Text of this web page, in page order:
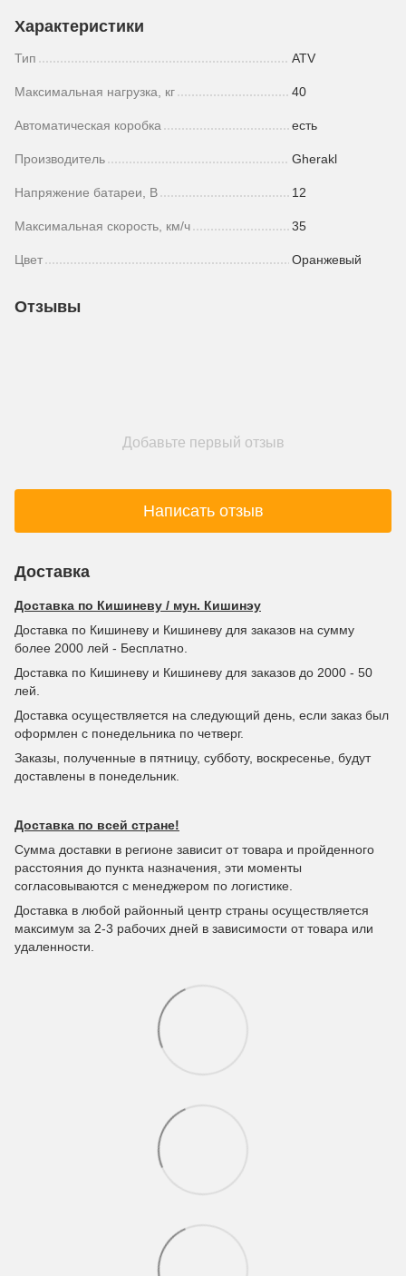
Характеристики
Тип ATV
Максимальная нагрузка, кг 40
Автоматическая коробка есть
Производитель Gherakl
Напряжение батареи, В 12
Максимальная скорость, км/ч 35
Цвет Оранжевый
Отзывы
Добавьте первый отзыв
Написать отзыв
Доставка
Доставка по Кишиневу / мун. Кишинэу
Доставка по Кишиневу и Кишиневу для заказов на сумму
более 2000 лей - Бесплатно.
Доставка по Кишиневу и Кишиневу для заказов до 2000 - 50
лей.
Доставка осуществляется на следующий день, если заказ был
оформлен с понедельника по четверг.
Заказы, полученные в пятницу, субботу, воскресенье, будут
доставлены в понедельник.
Доставка по всей стране!
Сумма доставки в регионе зависит от товара и пройденного
расстояния до пункта назначения, эти моменты
согласовываются с менеджером по логистике.
Доставка в любой районный центр страны осуществляется
максимум за 2-3 рабочих дней в зависимости от товара или
удаленности.